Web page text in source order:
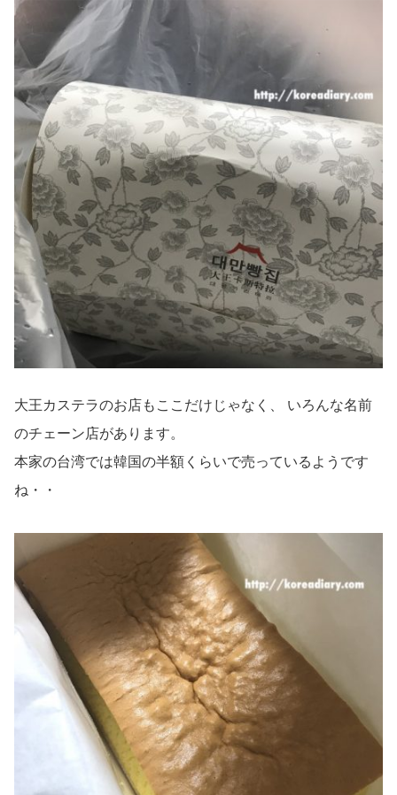
大王カステラのお店もここだけじゃなく、 いろんな名前
のチェーン店があります。
本家の台湾では韓国の半額くらいで売っているようです
ね・・